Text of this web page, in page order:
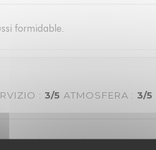
formidable.
: 3/5 ATMOSFERA : 3/5
Food was good